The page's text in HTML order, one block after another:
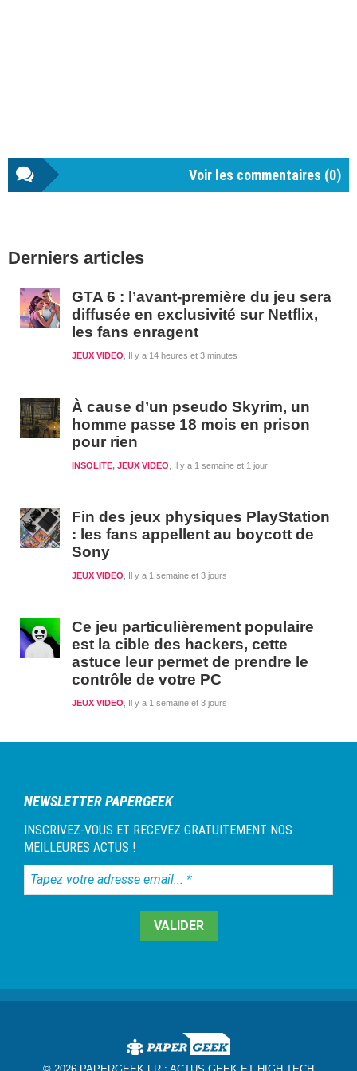
Voir les commentaires (0)
latérale
Derniers articles
GTA 6 : l’avant-première du jeu sera
diffusée en exclusivité sur Netflix,
les fans enragent
Il y a 14 heures et 3 minutes
JEUX VIDEO
À cause d’un pseudo Skyrim, un
homme passe 18 mois en prison
pour rien
Il y a 1 semaine et 1 jour
INSOLITE, JEUX VIDEO
Fin des jeux physiques PlayStation
: les fans appellent au boycott de
Sony
Il y a 1 semaine et 3 jours
JEUX VIDEO
Ce jeu particulièrement populaire
est la cible des hackers, cette
astuce leur permet de prendre le
contrôle de votre PC
Il y a 1 semaine et 3 jours
JEUX VIDEO
NEWSLETTER PAPERGEEK
INSCRIVEZ-VOUS ET RECEVEZ GRATUITEMENT NOS
MEILLEURES ACTUS !
Tapez
votre